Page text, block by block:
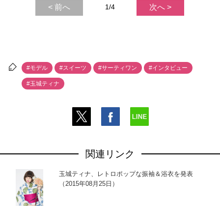
< 前へ 1/4 次へ >
#モデル #スイーツ #サーティワン #インタビュー
#玉城ティナ
関連リンク
玉城ティナ、レトロポップな振袖＆浴衣を発表
（2015年08月25日）